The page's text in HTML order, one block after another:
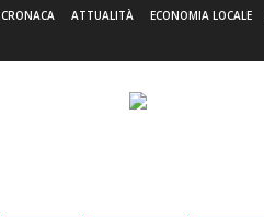
CRONACA ATTUALITÀ ECONOMIA LOCALE